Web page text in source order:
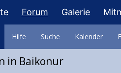
Forum Galerie
Hilfe Suche Kalender
in Baikonur